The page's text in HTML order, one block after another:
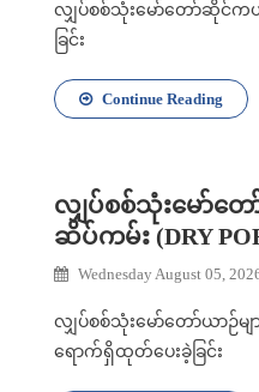
လျှပ်စစ်သုံးမော်တော်ဆိုင်က
ခြင်း
Continue Reading
လျှပ်စစ်သုံးမော်တေ
ဆိပ်ကမ်း (DRY
Wednesday August 05,
လျှပ်စစ်သုံးမော်တော်ယာဉ်မျ
ရောက်ရှိထုတ်ပေးခဲ့ခြင်း